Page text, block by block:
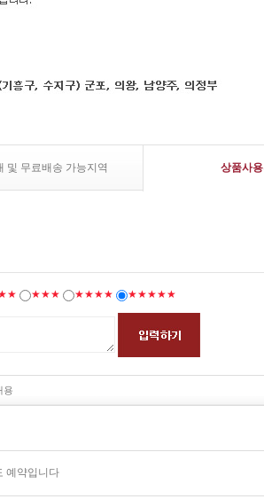
및 무료배송 가능지역 상품사
★★★ ★★★★ ★★★★★
용
예약입니다